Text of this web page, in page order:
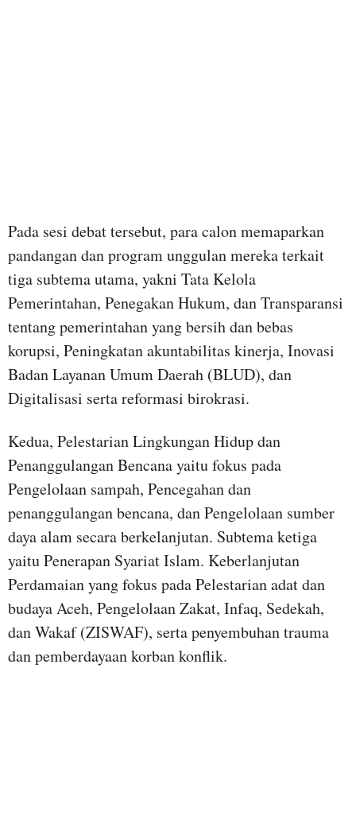
Pada sesi debat tersebut, para calon memaparkan
pandangan dan program unggulan mereka terkait
tiga subtema utama, yakni Tata Kelola
Pemerintahan, Penegakan Hukum, dan Transparansi
tentang pemerintahan yang bersih dan bebas
korupsi, Peningkatan akuntabilitas kinerja, Inovasi
Badan Layanan Umum Daerah (BLUD), dan
Digitalisasi serta reformasi birokrasi.
Kedua, Pelestarian Lingkungan Hidup dan
Penanggulangan Bencana yaitu fokus pada
Pengelolaan sampah, Pencegahan dan
penanggulangan bencana, dan Pengelolaan sumber
daya alam secara berkelanjutan. Subtema ketiga
yaitu Penerapan Syariat Islam. Keberlanjutan
Perdamaian yang fokus pada Pelestarian adat dan
budaya Aceh, Pengelolaan Zakat, Infaq, Sedekah,
dan Wakaf (ZISWAF), serta penyembuhan trauma
dan pemberdayaan korban konflik.